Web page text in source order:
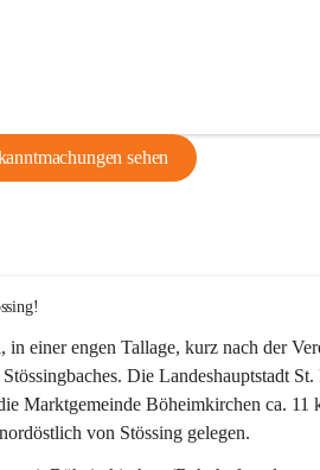
sehen
in einer engen Tallage, kurz nach der
Die Landeshauptstadt
Marktgemeinde Böheimkirchen ca.
von Stössing gelegen.